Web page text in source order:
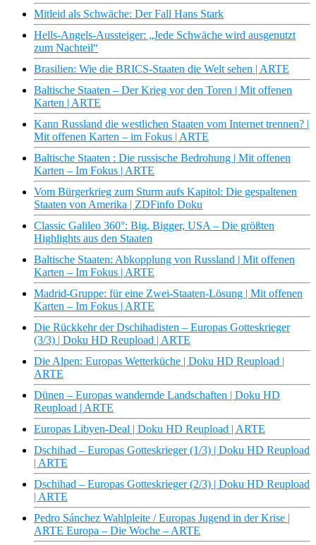
Mitleid als Schwäche: Der Fall Hans Stark
Hells-Angels-Aussteiger: „Jede Schwäche wird ausgenutzt
zum Nachteil“
Brasilien: Wie die BRICS-Staaten die Welt sehen | ARTE
Baltische Staaten – Der Krieg vor den Toren | Mit offenen
Karten | ARTE
Kann Russland die westlichen Staaten vom Internet trennen? |
Mit offenen Karten – im Fokus | ARTE
Baltische Staaten : Die russische Bedrohung | Mit offenen
Karten – Im Fokus | ARTE
Vom Bürgerkrieg zum Sturm aufs Kapitol: Die gespaltenen
Staaten von Amerika | ZDFinfo Doku
Classic Galileo 360°: Big, Bigger, USA – Die größten
Highlights aus den Staaten
Baltische Staaten: Abkopplung von Russland | Mit offenen
Karten – Im Fokus | ARTE
Madrid-Gruppe: für eine Zwei-Staaten-Lösung | Mit offenen
Karten – Im Fokus | ARTE
Die Rückkehr der Dschihadisten – Europas Gotteskrieger
(3/3) | Doku HD Reupload | ARTE
Die Alpen: Europas Wetterküche | Doku HD Reupload |
ARTE
Dünen – Europas wandernde Landschaften | Doku HD
Reupload | ARTE
Europas Libyen-Deal | Doku HD Reupload | ARTE
Dschihad – Europas Gotteskrieger (1/3) | Doku HD Reupload
| ARTE
Dschihad – Europas Gotteskrieger (2/3) | Doku HD Reupload
| ARTE
Pedro Sánchez Wahlpleite / Europas Jugend in der Krise |
ARTE Europa – Die Woche – ARTE